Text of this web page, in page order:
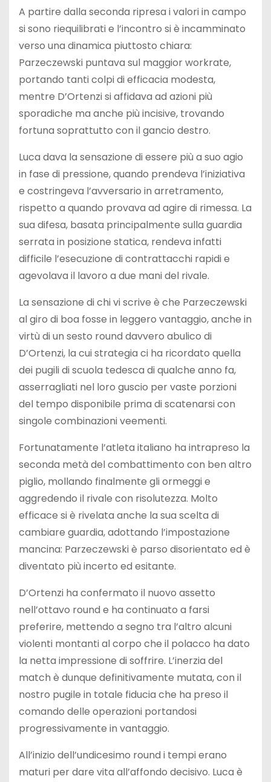
A partire dalla seconda ripresa i valori in campo
si sono riequilibrati e l’incontro si è incamminato
verso una dinamica piuttosto chiara:
Parzeczewski puntava sul maggior workrate,
portando tanti colpi di efficacia modesta,
mentre D’Ortenzi si affidava ad azioni più
sporadiche ma anche più incisive, trovando
fortuna soprattutto con il gancio destro.
Luca dava la sensazione di essere più a suo agio
in fase di pressione, quando prendeva l’iniziativa
e costringeva l’avversario in arretramento,
rispetto a quando provava ad agire di rimessa. La
sua difesa, basata principalmente sulla guardia
serrata in posizione statica, rendeva infatti
difficile l’esecuzione di contrattacchi rapidi e
agevolava il lavoro a due mani del rivale.
La sensazione di chi vi scrive è che Parzeczewski
al giro di boa fosse in leggero vantaggio, anche in
virtù di un sesto round davvero abulico di
D’Ortenzi, la cui strategia ci ha ricordato quella
dei pugili di scuola tedesca di qualche anno fa,
asserragliati nel loro guscio per vaste porzioni
del tempo disponibile prima di scatenarsi con
singole combinazioni veementi.
Fortunatamente l’atleta italiano ha intrapreso la
seconda metà del combattimento con ben altro
piglio, mollando finalmente gli ormeggi e
aggredendo il rivale con risolutezza. Molto
efficace si è rivelata anche la sua scelta di
cambiare guardia, adottando l’impostazione
mancina: Parzeczewski è parso disorientato ed è
diventato più incerto ed esitante.
D’Ortenzi ha confermato il nuovo assetto
nell’ottavo round e ha continuato a farsi
preferire, mettendo a segno tra l’altro alcuni
violenti montanti al corpo che il polacco ha dato
la netta impressione di soffrire. L’inerzia del
match è dunque definitivamente mutata, con il
nostro pugile in totale fiducia che ha preso il
comando delle operazioni portandosi
progressivamente in vantaggio.
All’inizio dell’undicesimo round i tempi erano
maturi per dare vita all’affondo decisivo. Luca è